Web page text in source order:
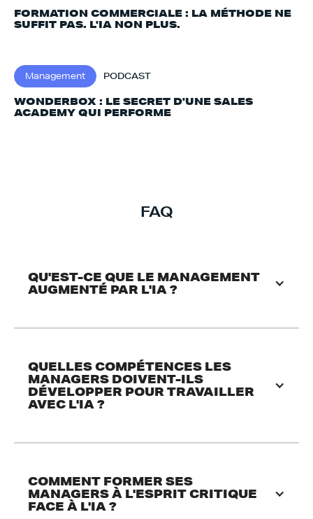
FORMATION COMMERCIALE : LA MÉTHODE NE
SUFFIT PAS. L'IA NON PLUS.‍
Management PODCAST
WONDERBOX : LE SECRET D'UNE SALES
ACADEMY QUI PERFORME
FAQ
QU'EST-CE QUE LE MANAGEMENT
AUGMENTÉ PAR L'IA ?
QUELLES COMPÉTENCES LES
MANAGERS DOIVENT-ILS
DÉVELOPPER POUR TRAVAILLER
AVEC L'IA ?
COMMENT FORMER SES
MANAGERS À L'ESPRIT CRITIQUE
FACE À L'IA ?